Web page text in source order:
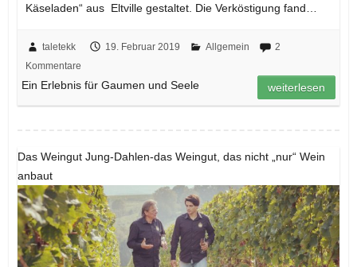
Käseladen“ aus Eltville gestaltet. Die Verköstigung fand…
taletekk 19. Februar 2019 Allgemein
2
Kommentare
Ein Erlebnis für Gaumen und Seele weiterlesen
Das Weingut Jung-Dahlen-das Weingut, das nicht „nur“ Wein
anbaut